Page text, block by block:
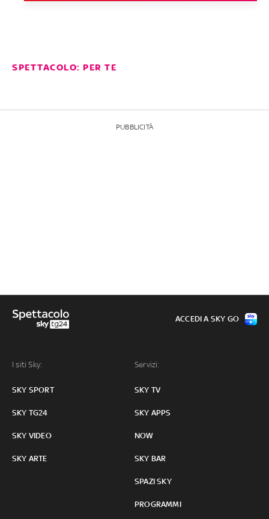
SPETTACOLO: PER TE
PUBBLICITÀ
I siti Sky:
SKY SPORT
SKY TG24
SKY VIDEO
SKY ARTE
Servizi:
SKY TV
SKY APPS
NOW
SKY BAR
SPAZI SKY
PROGRAMMI
ACCEDI A SKY GO